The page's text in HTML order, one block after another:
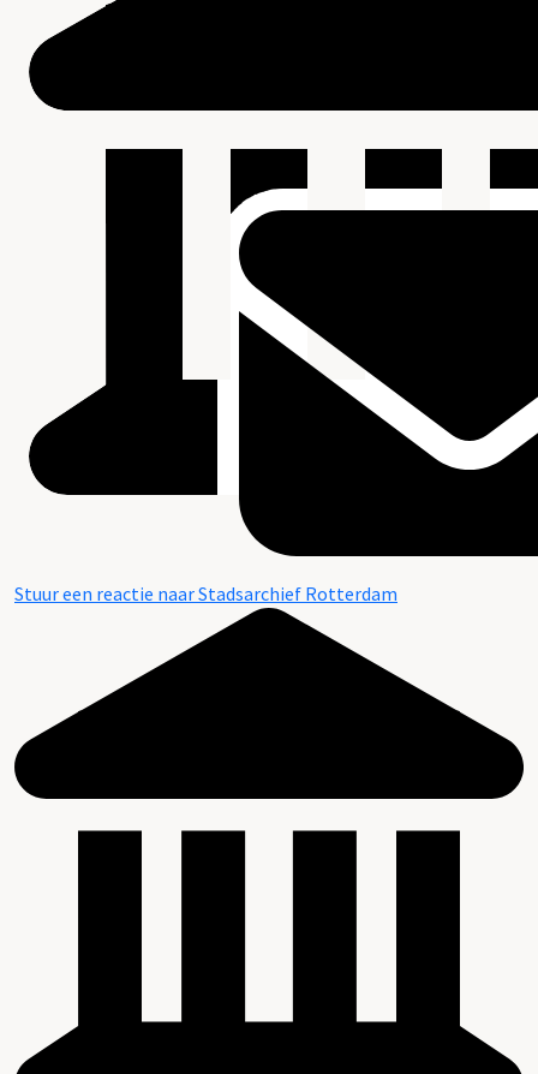
Beschrijving van de series en archiefbestanddelen
Stuur een reactie naar Stadsarchief Rotterdam